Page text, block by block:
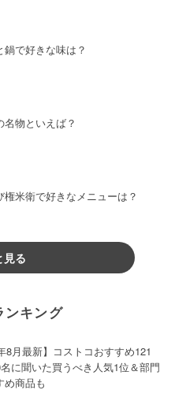
鍋で好きな味は？
名物といえば？
権米衛で好きなメニューは？
見る
ンキング
8月最新】コストコおすすめ121
に聞いた買うべき人気1位＆部門
め商品も